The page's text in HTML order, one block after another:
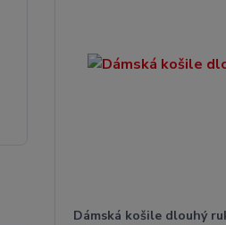
Dámská košile dlouhý